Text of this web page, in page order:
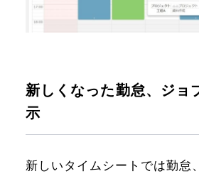
新しくなった勤怠、ジョ
示
新しいタイムシートでは勤怠